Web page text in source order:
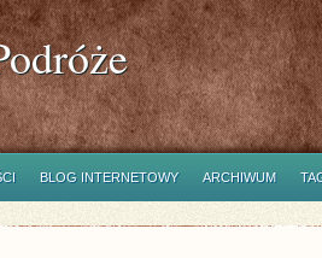
BLOG INTERNETOWY ARCHIWUM